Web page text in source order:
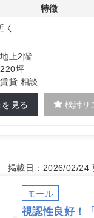
入居可能のため、内
特徴
く
地上2階
220坪
賃貸 相談
見る 検討リ
掲載日：2026/02/24
モール
視認性良好！